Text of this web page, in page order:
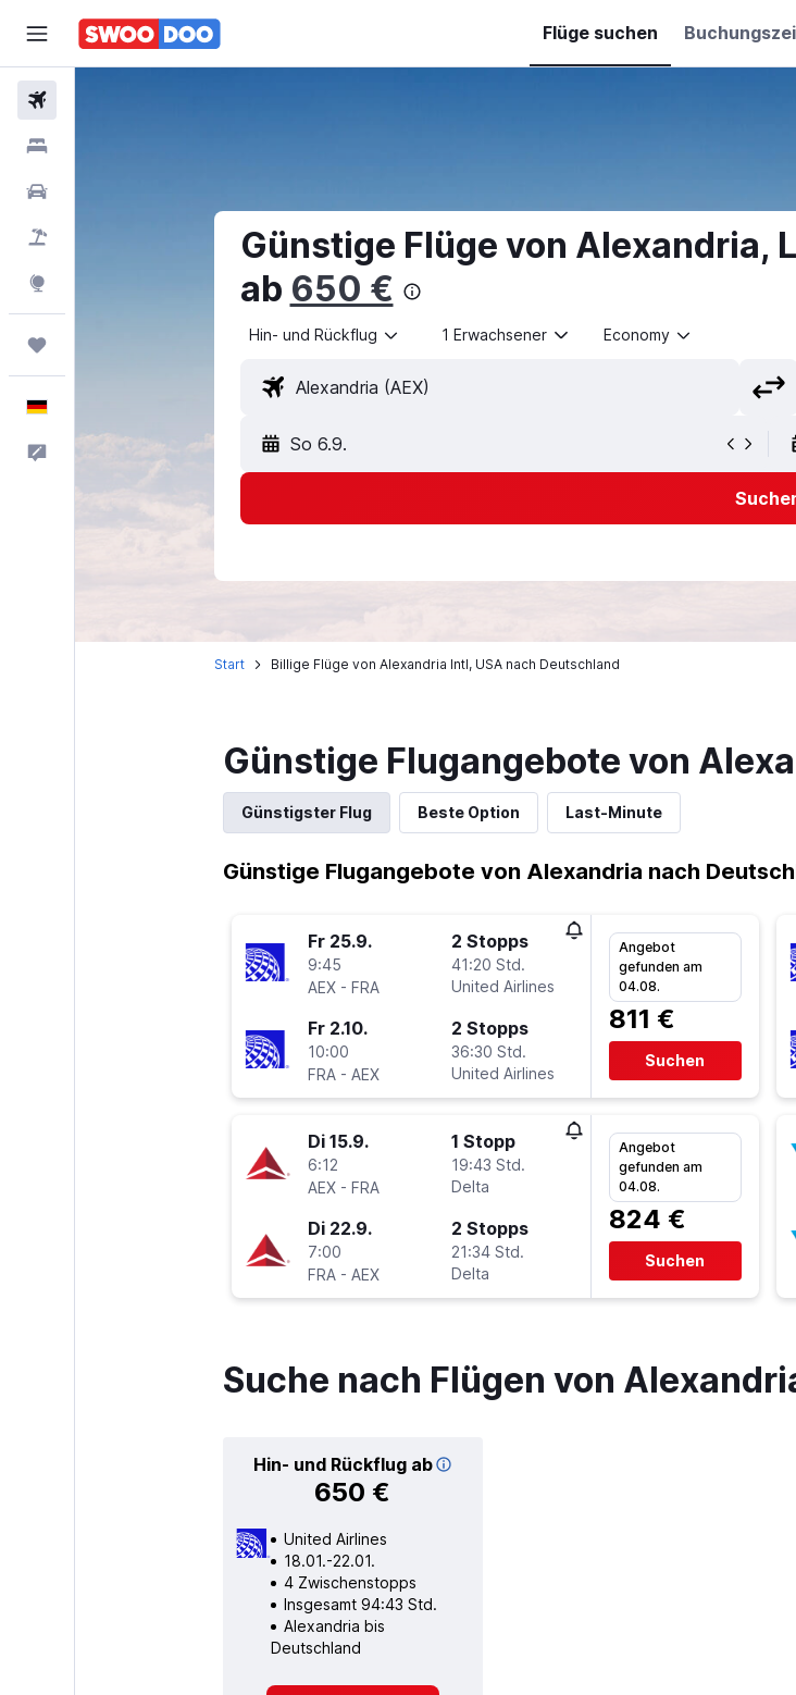
Flüge suchen
Günstige Flüge von Alexandria,
ab 650 €
Hin- und Rückflug 1 Erwachsener Economy
So 6.9.
Start Billige Flüge von Alexandria Intl, USA nach Deutschland
Günstige Flugangebote von
Günstigster Flug Beste Option Last-Minute
Günstige Flugangebote von Alexandria nach
Fr 25.9.
9:45
AEX- FRA
2 Stopps
41:20 Std.
United Airlines
Fr 2.10.
10:00
FRA - AEX
2 Stopps
36:30 Std.
United Airlines
Angebot
gefunden am
04.08.
811 €
Suchen
Di 15.9.
6:12
AEX- FRA
1 Stopp
19:43 Std.
Delta
Di 22.9.
7:00
FRA - AEX
2 Stopps
21:34 Std.
Delta
Angebot
gefunden am
04.08.
824 €
Suchen
Suche nach Flügen von
Hin- und Rückflug ab
650 €
United Airlines
18.01.-22.01.
4 Zwischenstopps
Insgesamt 94:43 Std.
Alexandria bis
Deutschland